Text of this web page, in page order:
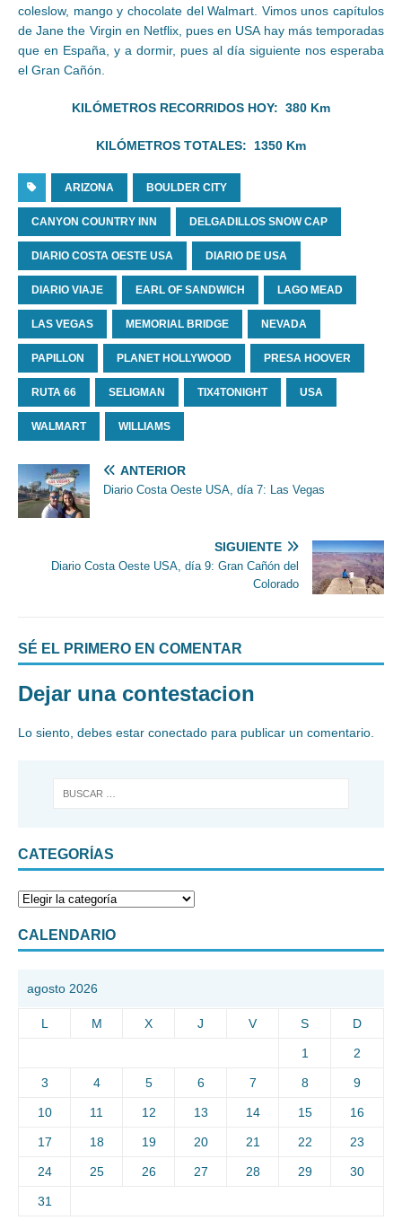
coleslow, mango y chocolate del Walmart. Vimos unos capítulos
de Jane the Virgin en Netflix, pues en USA hay más temporadas
que en España, y a dormir, pues al día siguiente nos esperaba
el Gran Cañón.
KILÓMETROS RECORRIDOS HOY: 380 Km
KILÓMETROS TOTALES: 1350 Km
ARIZONA BOULDER CITY
CANYON COUNTRY INN DELGADILLOS SNOW CAP
DIARIO COSTA OESTE USA DIARIO DE USA
DIARIO VIAJE EARL OF SANDWICH LAGO MEAD
LAS VEGAS MEMORIAL BRIDGE NEVADA
PAPILLON PLANET HOLLYWOOD PRESA HOOVER
RUTA 66 SELIGMAN TIX4TONIGHT USA
WALMART WILLIAMS
ANTERIOR
Diario Costa Oeste USA, día 7: Las Vegas
SIGUIENTE
Diario Costa Oeste USA, día 9: Gran Cañón del
Colorado
SÉ EL PRIMERO EN COMENTAR
Dejar una contestacion
Lo siento, debes estar conectado para publicar un comentario.
CATEGORÍAS
CALENDARIO
agosto 2026
L M X J V S D
1 2
3 4 5 6 7 8 9
10 11 12 13 14 15 16
17 18 19 20 21 22 23
24 25 26 27 28 29 30
31